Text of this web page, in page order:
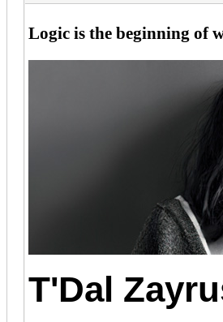
Logic is the beginning of
T'Dal